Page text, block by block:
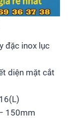
đặc inox lục
diện mặt cắt
150mm